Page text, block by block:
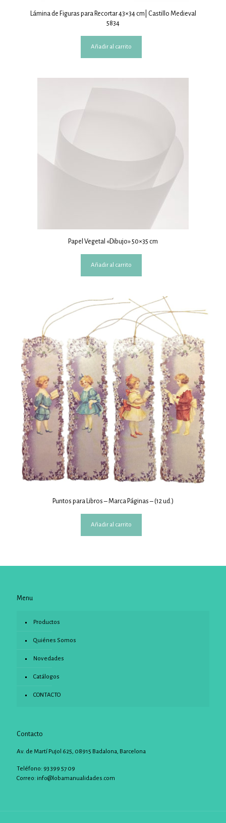
Lámina de Figuras para Recortar 43×34 cm| Castillo Medieval
5834
Añadir al carrito
Papel Vegetal «Dibujo» 50×35 cm
Añadir al carrito
Puntos para Libros – Marca Páginas – (12 ud.)
Añadir al carrito
Menu
Productos
Quiénes Somos
Novedades
Catálogos
CONTACTO
Contacto
Av. de Martí Pujol 625, 08915 Badalona, Barcelona
Teléfono: 93 399 57 09
Correo: info@lobamanualidades.com